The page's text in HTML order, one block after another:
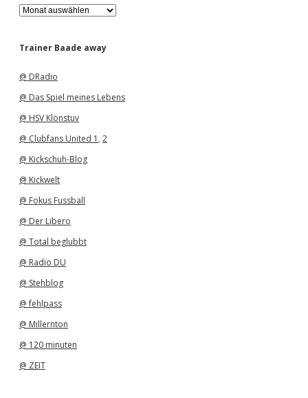
A
r
h
Trainer Baade away
@ DRadio
@ Das Spiel meines Lebens
@ HSV Klönstuv
@ Clubfans United 1 , 2
@ Kickschuh-Blog
@ Kickwelt
@ Fokus Fussball
@ Der Libero
@ Total beglubbt
@ Radio DU
@ Stehblog
@ fehlpass
@ Millernton
@ 120 minuten
@ ZEIT